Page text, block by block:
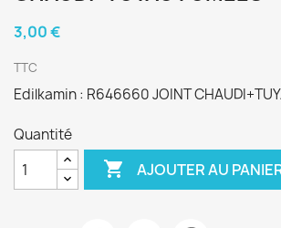
3,00 €
TTC
Edilkamin : R646660 JOINT
Quantité
 AJOUTER AU